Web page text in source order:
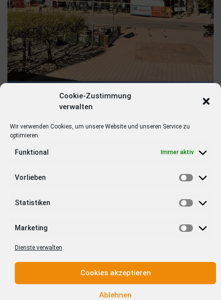
Cookie-Zustimmung
verwalten
Wir verwenden Cookies, um unsere Website und unseren Service zu
optimieren.
Funktional Immer aktiv
Vorlieben
Statistiken
Marketing
Dienste verwalten
Cookies akzeptieren
Ablehnen